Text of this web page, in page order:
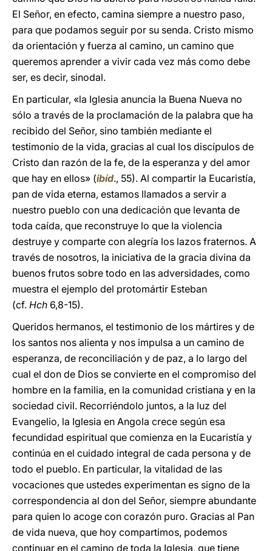
El Señor, en efecto, camina siempre a nuestro paso,
para que podamos seguir por su senda. Cristo mismo
da orientación y fuerza al camino, un camino que
queremos aprender a vivir cada vez más como debe
ser, es decir, sinodal.
En particular, «la Iglesia anuncia la Buena Nueva no
sólo a través de la proclamación de la palabra que ha
recibido del Señor, sino también mediante el
testimonio de la vida, gracias al cual los discípulos de
Cristo dan razón de la fe, de la esperanza y del amor
que hay en ellos» (ibíd., 55). Al compartir la Eucaristía,
pan de vida eterna, estamos llamados a servir a
nuestro pueblo con una dedicación que levanta de
toda caída, que reconstruye lo que la violencia
destruye y comparte con alegría los lazos fraternos. A
través de nosotros, la iniciativa de la gracia divina da
buenos frutos sobre todo en las adversidades, como
muestra el ejemplo del protomártir Esteban
(cf. Hch 6,8-15).
Queridos hermanos, el testimonio de los mártires y de
los santos nos alienta y nos impulsa a un camino de
esperanza, de reconciliación y de paz, a lo largo del
cual el don de Dios se convierte en el compromiso del
hombre en la familia, en la comunidad cristiana y en la
sociedad civil. Recorriéndolo juntos, a la luz del
Evangelio, la Iglesia en Angola crece según esa
fecundidad espiritual que comienza en la Eucaristía y
continúa en el cuidado integral de cada persona y de
todo el pueblo. En particular, la vitalidad de las
vocaciones que ustedes experimentan es signo de la
correspondencia al don del Señor, siempre abundante
para quien lo acoge con corazón puro. Gracias al Pan
de vida nueva, que hoy compartimos, podemos
continuar en el camino de toda la Iglesia, que tiene